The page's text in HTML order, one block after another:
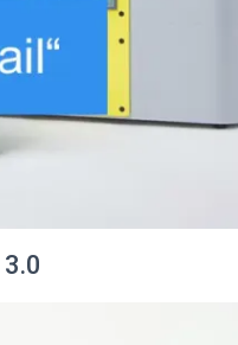
3.0